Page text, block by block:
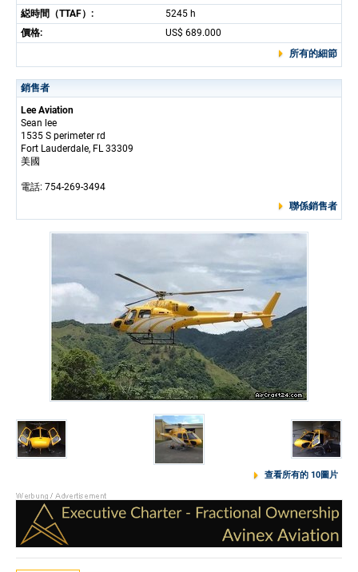
縂時間（TTAF）:
5245 h
價格:
US$ 689.000
所有的細節
銷售者
Lee Aviation
Sean lee
1535 S perimeter rd
Fort Lauderdale, FL 33309
美國
電話: 754-269-3494
聯係銷售者
查看所有的 10圖片